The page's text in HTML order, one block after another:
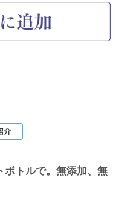
ボトルで。無添加、無